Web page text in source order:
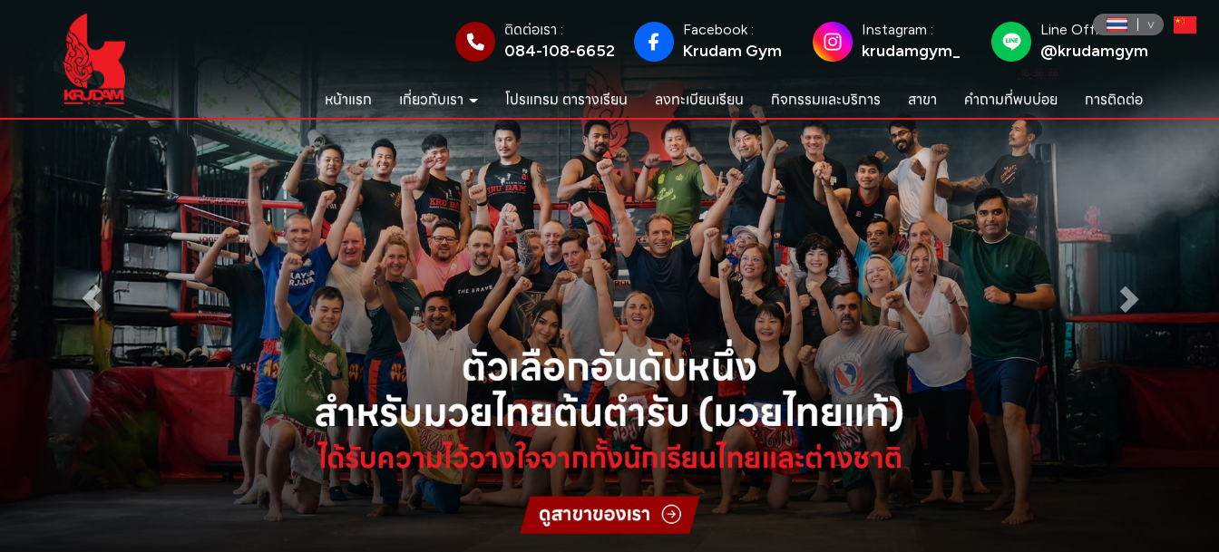
ติดต่อเรา :
084-108-6652
Facebook :
Krudam Gym
Instagram :
krudamgym_
Line Official :
@krudamgym
หน้าแรก เกี่ยวกับเรา โปรแกรม ตารางเรียน ลงทะเบียนเรียน กิจกรรมและบริการ สาขา คำถามที่พบบ่อย การติดต่อ